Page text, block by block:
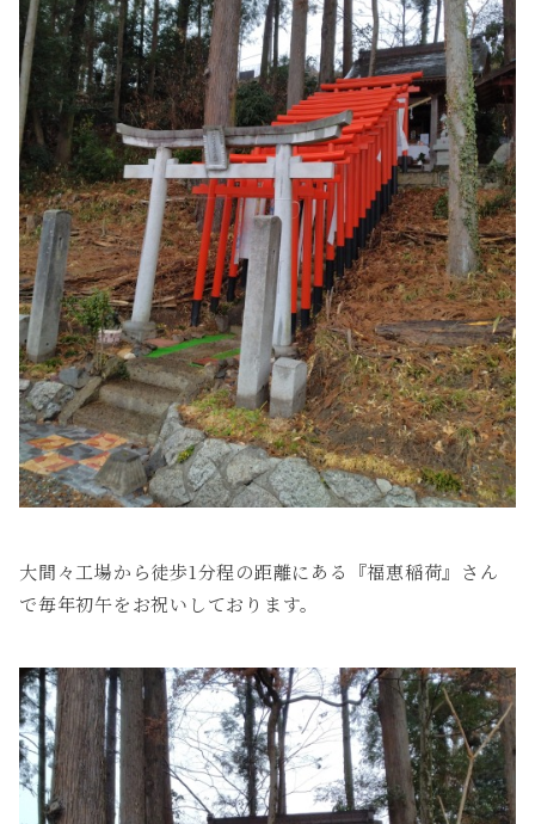
大間々工場から徒歩1分程の距離にある『福恵稲荷』さん
で毎年初午をお祝いしております。